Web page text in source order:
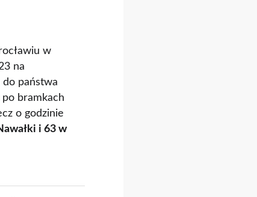
w
na
do państwa
bramkach
o godzinie
i 63 w